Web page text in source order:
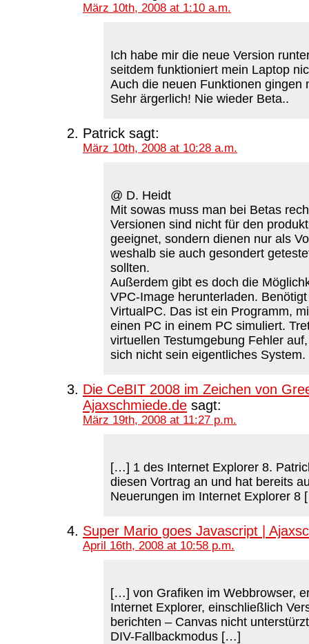
März 10th, 2008 at 1:10 a.m.
Ich habe mir die neue Version
seitdem funktioniert mein Laptop
Auch die neuen Funktionen
Sehr ärgerlich! Nie wieder Beta..
Patrick sagt:
März 10th, 2008 at 10:28 a.m.
@ D. Heidt
Mit sowas muss man bei Betas
Versionen sind nicht für den
geeignet, sondern dienen nur als
weshalb sie auch gesondert
sollten.
Außerdem gibt es doch die
VPC-Image herunterladen.
VirtualPC. Das ist ein Programm,
einen PC in einem PC simuliert.
virtuellen Testumgebung Fehler
sich nicht sein eigentliches System.
Die CeBIT 2008 im Zeichen von
Ajaxschmiede.de sagt:
März 19th, 2008 at 11:27 p.m.
[…] 1 des Internet Explorer 8.
diesen Vortrag an und hat bereits
Neuerungen im Internet Explorer 8
Super Mario goes Javascript |
April 16th, 2008 at 10:58 p.m.
[…] von Grafiken im Webbrowser,
Internet Explorer, einschließlich
berichten – Canvas nicht
DIV-Fallbackmodus […]